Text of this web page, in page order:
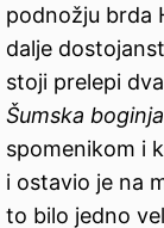
podnožju brda
dalje
stoji prelepi
Šumska boginja
spomenikom i
i ostavio je na
to bilo jedno